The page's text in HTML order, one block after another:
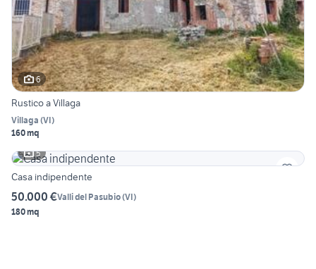
6
Rustico a Villaga
Villaga (VI)
160 mq
5
Casa indipendente
50.000 €Valli del Pasubio(VI)
180 mq